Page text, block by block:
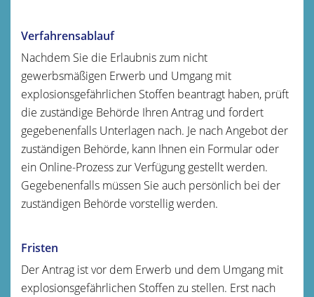
Verfahrensablauf
Nachdem Sie die Erlaubnis zum nicht
gewerbsmäßigen Erwerb und Umgang mit
explosionsgefährlichen Stoffen beantragt haben, prüft
die zuständige Behörde Ihren Antrag und fordert
gegebenenfalls Unterlagen nach. Je nach Angebot der
zuständigen Behörde, kann Ihnen ein Formular oder
ein Online-Prozess zur Verfügung gestellt werden.
Gegebenenfalls müssen Sie auch persönlich bei der
zuständigen Behörde vorstellig werden.
Fristen
Der Antrag ist vor dem Erwerb und dem Umgang mit
explosionsgefährlichen Stoffen zu stellen. Erst nach